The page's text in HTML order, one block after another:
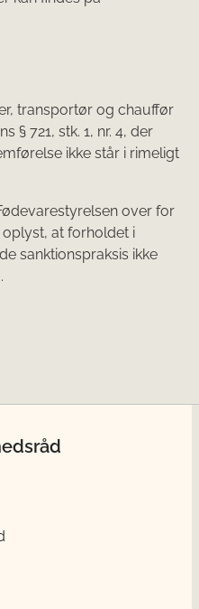
transportør og chauffør
§ 721, stk. 1, nr. 4, der
ikke står i rimeligt
over for
at forholdet i
sanktionspraksis ikke